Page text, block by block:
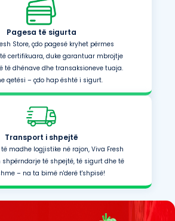
Pagesa të sigurta
Store, çdo pagesë kryhet përmes
certifikuara, duke garantuar mbrojtje
të dhënave dhe transaksioneve tuaja.
qetësi – çdo hap është i sigurt.
Transport i shpejtë
madhe logjistike në rajon, Viva Fresh
shpërndarje të shpejtë, të sigurt dhe të
– na ta bimë n'derë t'shpisë!